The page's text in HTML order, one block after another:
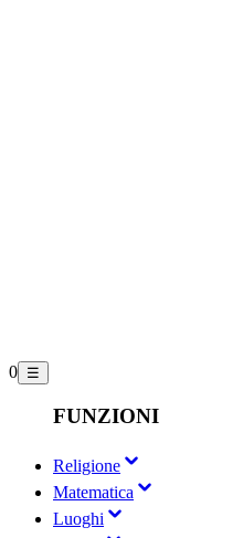
0 ☰
FUNZIONI
Religione
Matematica
Luoghi